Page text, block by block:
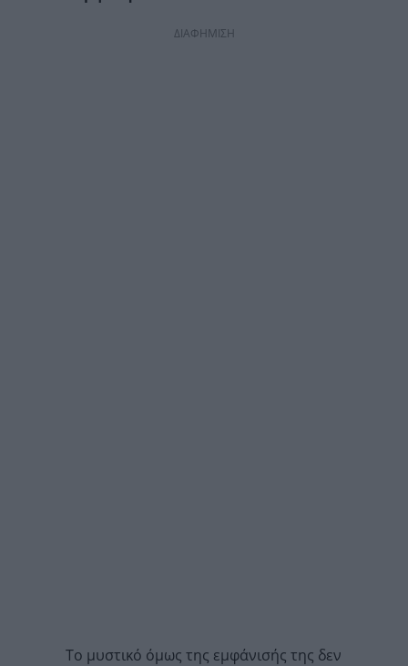
ΔΙΑΦΗΜΙΣΗ
Το μυστικό όμως της εμφάνισής της δεν